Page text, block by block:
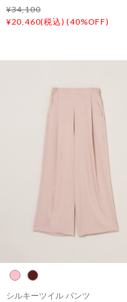
¥34,100
¥20,460(税込) (40%OFF)
シルキーツイル パンツ